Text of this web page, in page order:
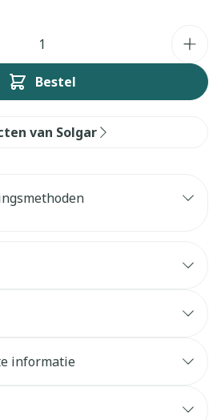
Bestel
van Solgar
informatie